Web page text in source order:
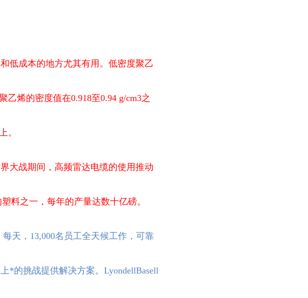
低成本的地方尤其有用。低密度聚乙
乙烯的密度值在0.918至0.94 g/cm3之
。
大战期间，高频雷达电缆的使用推动
料之一，每年的产量达数十亿磅。
天，13,000名员工全天候工作，可靠
*的挑战提供解决方案。 LyondellBasell